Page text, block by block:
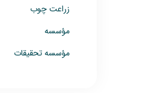
زراعت چوب
مؤسسه
مؤسسه تحقیقات